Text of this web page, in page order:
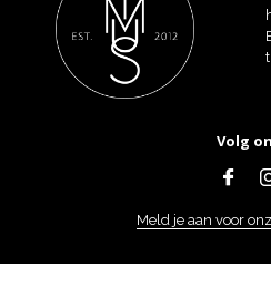
Volg
Meld je aan voor